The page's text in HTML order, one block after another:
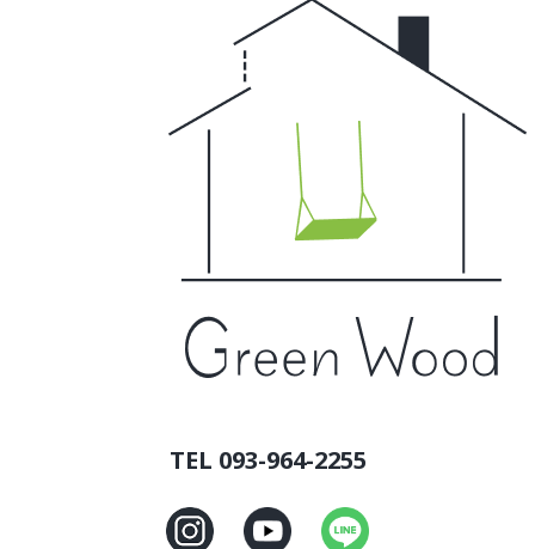
TEL 093-964-2255